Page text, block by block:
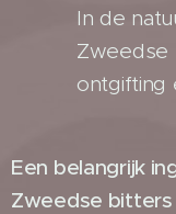
In de
Zweedse
ontgifting
Een belangrijk
Zweedse bitters